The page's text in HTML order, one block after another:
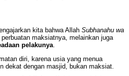
kita bahwa Allah Subhanahu wa
maksiatnya, melainkan juga
pelakunya.
diri, karena usia yang menua
dekat dengan masjid, bukan maksiat.